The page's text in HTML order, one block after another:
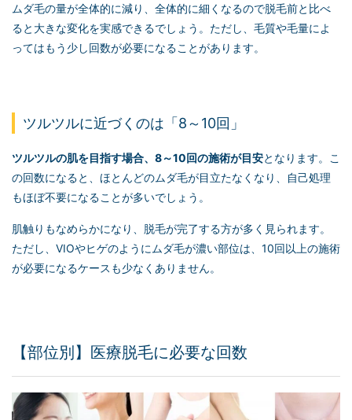
ムダ毛の量が全体的に減り、全体的に細くなるので脱毛前と比べ
ると大きな変化を実感できるでしょう。ただし、毛質や毛量によ
ってはもう少し回数が必要になることがあります。
ツルツルに近づくのは「8～10回」
ツルツルの肌を目指す場合、8～10回の施術が目安となります。こ
の回数になると、ほとんどのムダ毛が目立たなくなり、自己処理
もほぼ不要になることが多いでしょう。
肌触りもなめらかになり、脱毛が完了する方が多く見られます。
ただし、VIOやヒゲのようにムダ毛が濃い部位は、10回以上の施術
が必要になるケースも少なくありません。
【部位別】医療脱毛に必要な回数